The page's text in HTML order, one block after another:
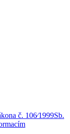
č. 106⁄1999Sb.